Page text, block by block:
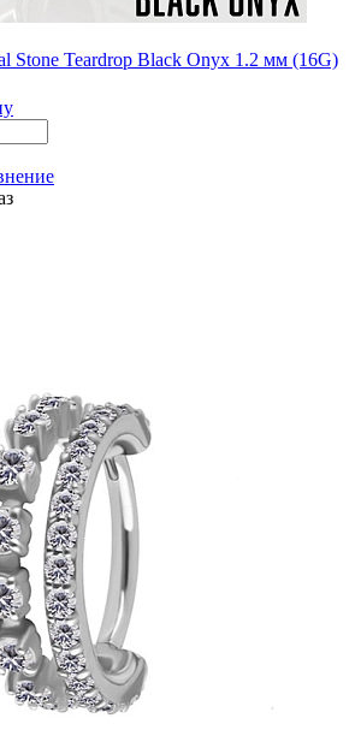
Stone Teardrop Black Onyx 1.2 мм (16G)